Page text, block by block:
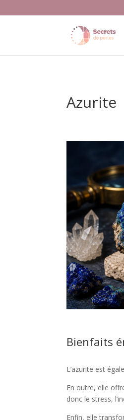
Azurite
Bienfaits
L’azurite est
En outre, elle
donc le stress,
Enfin, elle